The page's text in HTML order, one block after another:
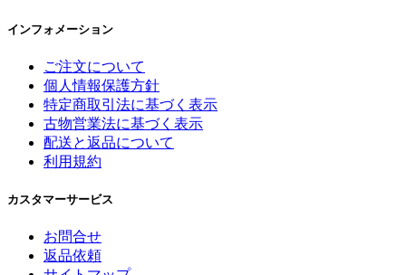
インフォメーション
ご注文について
個人情報保護方針
特定商取引法に基づく表示
古物営業法に基づく表示
配送と返品について
利用規約
カスタマーサービス
お問合せ
返品依頼